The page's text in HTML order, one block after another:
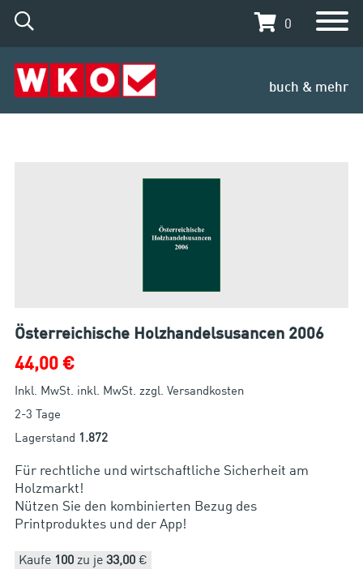
0
buch & mehr
Österreichische Holzhandelsusancen 2006
44,00 €
Inkl. MwSt. inkl. MwSt. zzgl. Versandkosten
2-3 Tage
Lagerstand 1.872
Für rechtliche und wirtschaftliche Sicherheit am
Holzmarkt!
Nützen Sie den kombinierten Bezug des
Printproduktes und der App!
Kaufe 100zu je 33,00€